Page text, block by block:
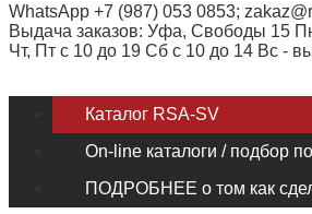
WhatsApp +7 (987) 053 0853;
Выдача заказов: Уфа, Свободы 15
Чт, Пт с 10 до 19 Сб с 10 до 14 Вс -
Каталог RSA-SV
On-line каталоги / подбор
ПОДРОБНЕЕ о том как